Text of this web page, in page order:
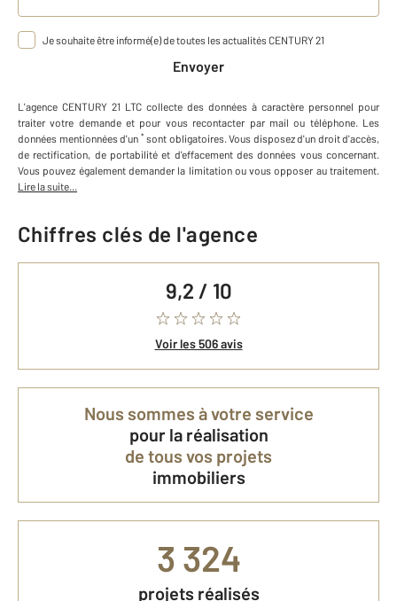
Je souhaite être informé(e) de toutes les actualités CENTURY 21
Envoyer
L'agence CENTURY 21 LTC collecte des données à caractère personnel pour
traiter votre demande et pour vous recontacter par mail ou téléphone. Les
données mentionnées d'un * sont obligatoires. Vous disposez d'un droit d'accès,
de rectification, de portabilité et d'effacement des données vous concernant.
Vous pouvez également demander la limitation ou vous opposer au traitement.
Lire la suite...
Chiffres clés de l'agence
9,2 / 10
Voir les 506 avis
Nous sommes à votre service
pour la réalisation
de tous vos projets
immobiliers
3 324
projets réalisés